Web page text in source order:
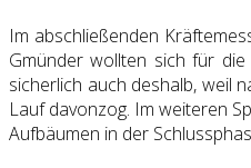
Im abschließenden
Gmünder wollten sich für
sicherlich auch deshalb, weil
Lauf davonzog. Im weiteren
Aufbäumen in der